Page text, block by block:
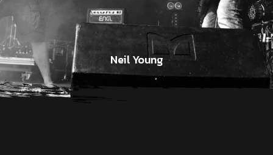
Neil Young